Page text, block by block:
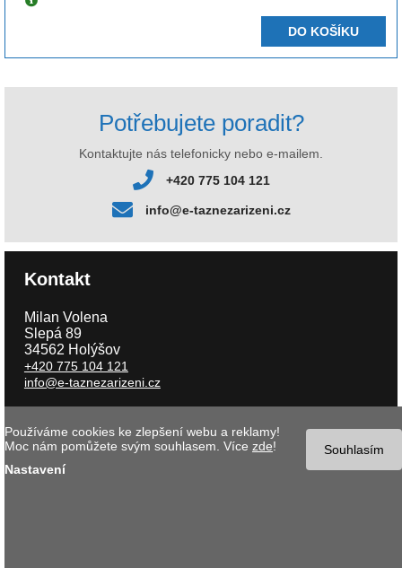
DO KOŠÍKU
Potřebujete poradit?
Kontaktujte nás telefonicky nebo e-mailem.
+420 775 104 121
info@e-taznezarizeni.cz
Kontakt
Milan Volena
Slepá 89
34562 Holýšov
+420 775 104 121
info@e-taznezarizeni.cz
Copyright © 2026 e-taznezarizeni.cz | Aktualizace 07.08.2026 |
internetového obchodu- MK software |Nastavení cookies Souhlasím
Používáme cookies ke zlepšení webu a reklamy!
Moc nám pomůžete svým souhlasem. Více zde!
Nastavení